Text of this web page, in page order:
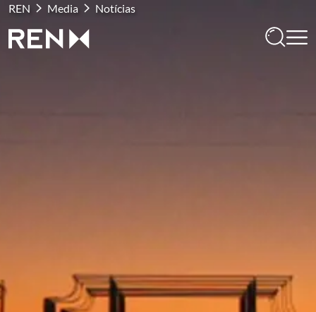
REN Media Notícias